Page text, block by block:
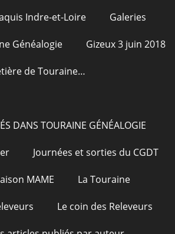
Indre-et-Loire Galeries
Généalogie Gizeux 3 juin 2018
de Touraine…
DANS TOURAINE GÉNÉALOGIE
Journées et sorties du CGDT
MAME La Touraine
Le coin des Releveurs